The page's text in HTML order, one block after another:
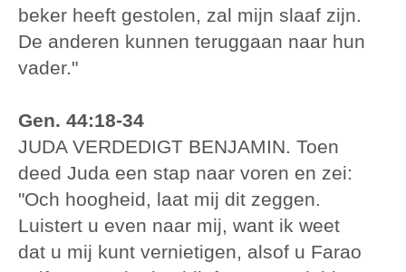
beker heeft gestolen, zal mijn slaaf zijn.
De anderen kunnen teruggaan naar hun
vader."
Gen. 44:18-34
JUDA VERDEDIGT BENJAMIN. Toen
deed Juda een stap naar voren en zei:
"Och hoogheid, laat mij dit zeggen.
Luistert u even naar mij, want ik weet
dat u mij kunt vernietigen, alsof u Farao